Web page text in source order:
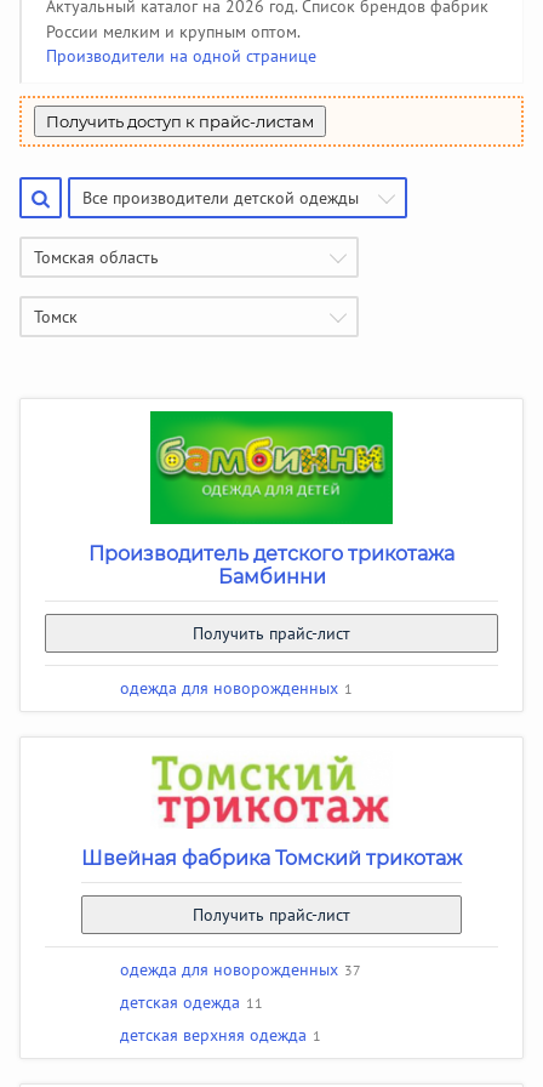
Пеленки, простынки208
Халаты, тапочки108
Купальники и плавки 51
Спортивная одежда
Вязаная одежда382
Жилеты 69
Жилеты утепленные 85
Шубы и дубленки130
Жакеты детские 34
Панамки, шляпки 34
Джинсовые сарафаны6
Джинсовые юбки3
Колготки 142
Гольфы 44
Производители галстуков, ремней, подтяжек
Помощь
Актуальный каталог на 2026 год. Список брендов фабрик
России мелким и крупным оптом.
Производители на одной странице
Получить доступ к прайс-листам
Все производители детской одежды
Томская область
Томск
Производитель детского трикотажа
Бамбинни
Получить прайс-лист
одежда для новорожденных 1
Швейная фабрика Томский трикотаж
Получить прайс-лист
одежда для новорожденных 37
детская одежда 11
детская верхняя одежда 1